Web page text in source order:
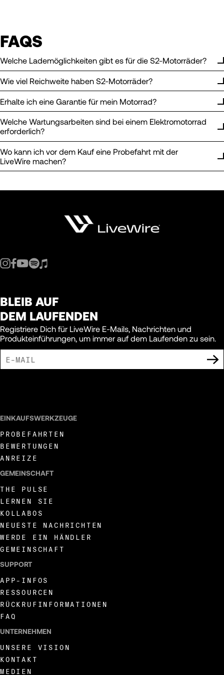
FAQS
Welche Lademöglichkeiten gibt es für die S2-Motorräder?
Wie viel Reichweite haben S2-Motorräder?
Erhalte ich eine Garantie für mein Motorrad?
Welche Wartungsarbeiten sind bei einem Elektromotorrad
erforderlich?
Wo kann ich vor dem Kauf eine Probefahrt mit der
LiveWire machen?
BLEIB AUF
DEM LAUFENDEN
Registriere Dich für LiveWire E-Mails, Nachrichten und
Produkteinführungen, um immer auf dem Laufenden zu sein.
EINKAUFSWERKZEUGE
PROBEFAHRTEN
BEWERTUNGEN
ANREIZE
GEMEINSCHAFT
THE PULSE
LERNEN SIE
KOLLABOS
NEUESTE NACHRICHTEN
WERDE EIN HÄNDLER
GEMEINSCHAFT
SUPPORT
APP-INFOS
RESSOURCEN
RÜCKRUFINFORMATIONEN
FAQ
UNTERNEHMEN
UNSERE VISION
KONTAKT
MEDIEN